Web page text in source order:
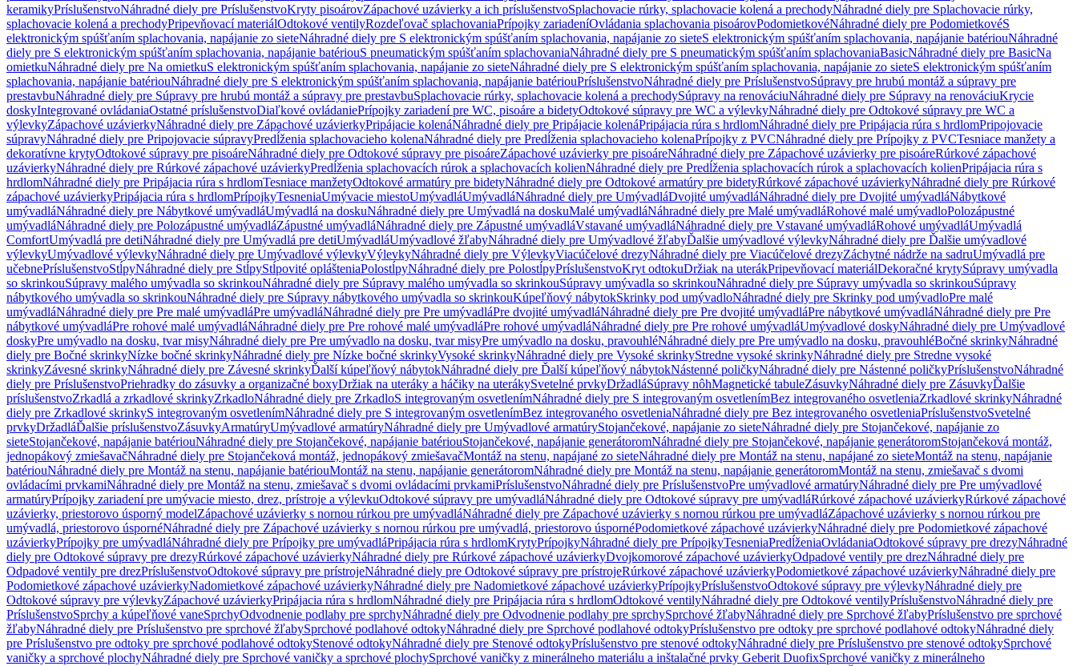
keramikyPríslušenstvoNáhradné diely pre PríslušenstvoKryty pisoárovZápachové uzávierky a ich príslušenstvoSplachovacie rúrky, splachovacie kolená a prechodyNáhradné diely pre Splachovacie rúrky,
splachovacie kolená a prechodyPripevňovací materiálOdtokové ventilyRozdeľovač splachovaniaPrípojky zariadeníOvládania splachovania pisoárovPodomietkovéNáhradné diely pre PodomietkovéS
elektronickým spúšťaním splachovania, napájanie zo sieteNáhradné diely pre S elektronickým spúšťaním splachovania, napájanie zo sieteS elektronickým spúšťaním splachovania, napájanie batériouNáhradné
diely pre S elektronickým spúšťaním splachovania, napájanie batériouS pneumatickým spúšťaním splachovaniaNáhradné diely pre S pneumatickým spúšťaním splachovaniaBasicNáhradné diely pre BasicNa
omietkuNáhradné diely pre Na omietkuS elektronickým spúšťaním splachovania, napájanie zo sieteNáhradné diely pre S elektronickým spúšťaním splachovania, napájanie zo sieteS elektronickým spúšťaním
splachovania, napájanie batériouNáhradné diely pre S elektronickým spúšťaním splachovania, napájanie batériouPríslušenstvoNáhradné diely pre PríslušenstvoSúpravy pre hrubú montáž a súpravy pre
prestavbuNáhradné diely pre Súpravy pre hrubú montáž a súpravy pre prestavbuSplachovacie rúrky, splachovacie kolená a prechodySúpravy na renováciuNáhradné diely pre Súpravy na renováciuKrycie
doskyIntegrované ovládaniaOstatné príslušenstvoDiaľkové ovládaniePrípojky zariadení pre WC, pisoáre a bidetyOdtokové súpravy pre WC a výlevkyNáhradné diely pre Odtokové súpravy pre WC a
výlevkyZápachové uzávierkyNáhradné diely pre Zápachové uzávierkyPripájacie kolenáNáhradné diely pre Pripájacie kolenáPripájacia rúra s hrdlomNáhradné diely pre Pripájacia rúra s hrdlomPripojovacie
súpravyNáhradné diely pre Pripojovacie súpravyPredĺženia splachovacieho kolenaNáhradné diely pre Predĺženia splachovacieho kolenaPrípojky z PVCNáhradné diely pre Prípojky z PVCTesniace manžety a
dekoratívne krytyOdtokové súpravy pre pisoáreNáhradné diely pre Odtokové súpravy pre pisoáreZápachové uzávierky pre pisoáreNáhradné diely pre Zápachové uzávierky pre pisoáreRúrkové zápachové
uzávierkyNáhradné diely pre Rúrkové zápachové uzávierkyPredĺženia splachovacích rúrok a splachovacích kolienNáhradné diely pre Predĺženia splachovacích rúrok a splachovacích kolienPripájacia rúra s
hrdlomNáhradné diely pre Pripájacia rúra s hrdlomTesniace manžetyOdtokové armatúry pre bidetyNáhradné diely pre Odtokové armatúry pre bidetyRúrkové zápachové uzávierkyNáhradné diely pre Rúrkové
zápachové uzávierkyPripájacia rúra s hrdlomPrípojkyTesneniaUmývacie miestoUmývadláUmývadláNáhradné diely pre UmývadláDvojité umývadláNáhradné diely pre Dvojité umývadláNábytkové
umývadláNáhradné diely pre Nábytkové umývadláUmývadlá na doskuNáhradné diely pre Umývadlá na doskuMalé umývadláNáhradné diely pre Malé umývadláRohové malé umývadloPolozápustné
umývadláNáhradné diely pre Polozápustné umývadláZápustné umývadláNáhradné diely pre Zápustné umývadláVstavané umývadláNáhradné diely pre Vstavané umývadláRohové umývadláUmývadlá
ComfortUmývadlá pre detiNáhradné diely pre Umývadlá pre detiUmývadláUmývadlové žľabyNáhradné diely pre Umývadlové žľabyĎalšie umývadlové výlevkyNáhradné diely pre Ďalšie umývadlové
výlevkyUmývadlové výlevkyNáhradné diely pre Umývadlové výlevkyVýlevkyNáhradné diely pre VýlevkyViacúčelové drezyNáhradné diely pre Viacúčelové drezyZáchytné nádrže na sadruUmývadlá pre
učebnePríslušenstvoStĺpyNáhradné diely pre StĺpyStĺpovité oplášteniaPolostĺpyNáhradné diely pre PolostĺpyPríslušenstvoKryt odtokuDržiak na uterákPripevňovací materiálDekoračné krytySúpravy umývadla
so skrinkouSúpravy malého umývadla so skrinkouNáhradné diely pre Súpravy malého umývadla so skrinkouSúpravy umývadla so skrinkouNáhradné diely pre Súpravy umývadla so skrinkouSúpravy
nábytkového umývadla so skrinkouNáhradné diely pre Súpravy nábytkového umývadla so skrinkouKúpeľňový nábytokSkrinky pod umývadloNáhradné diely pre Skrinky pod umývadloPre malé
umývadláNáhradné diely pre Pre malé umývadláPre umývadláNáhradné diely pre Pre umývadláPre dvojité umývadláNáhradné diely pre Pre dvojité umývadláPre nábytkové umývadláNáhradné diely pre Pre
nábytkové umývadláPre rohové malé umývadláNáhradné diely pre Pre rohové malé umývadláPre rohové umývadláNáhradné diely pre Pre rohové umývadláUmývadlové doskyNáhradné diely pre Umývadlové
doskyPre umývadlo na dosku, tvar misyNáhradné diely pre Pre umývadlo na dosku, tvar misyPre umývadlo na dosku, pravouhléNáhradné diely pre Pre umývadlo na dosku, pravouhléBočné skrinkyNáhradné
diely pre Bočné skrinkyNízke bočné skrinkyNáhradné diely pre Nízke bočné skrinkyVysoké skrinkyNáhradné diely pre Vysoké skrinkyStredne vysoké skrinkyNáhradné diely pre Stredne vysoké
skrinkyZávesné skrinkyNáhradné diely pre Závesné skrinkyĎalší kúpeľňový nábytokNáhradné diely pre Ďalší kúpeľňový nábytokNástenné poličkyNáhradné diely pre Nástenné poličkyPríslušenstvoNáhradné
diely pre PríslušenstvoPriehradky do zásuvky a organizačné boxyDržiak na uteráky a háčiky na uterákySvetelné prvkyDržadláSúpravy nôhMagnetické tabuleZásuvkyNáhradné diely pre ZásuvkyĎalšie
príslušenstvoZrkadlá a zrkadlové skrinkyZrkadloNáhradné diely pre ZrkadloS integrovaným osvetlenímNáhradné diely pre S integrovaným osvetlenímBez integrovaného osvetleniaZrkadlové skrinkyNáhradné
diely pre Zrkadlové skrinkyS integrovaným osvetlenímNáhradné diely pre S integrovaným osvetlenímBez integrovaného osvetleniaNáhradné diely pre Bez integrovaného osvetleniaPríslušenstvoSvetelné
prvkyDržadláĎalšie príslušenstvoZásuvkyArmatúryUmývadlové armatúryNáhradné diely pre Umývadlové armatúryStojančekové, napájanie zo sieteNáhradné diely pre Stojančekové, napájanie zo
sieteStojančekové, napájanie batériouNáhradné diely pre Stojančekové, napájanie batériouStojančekové, napájanie generátoromNáhradné diely pre Stojančekové, napájanie generátoromStojančeková montáž,
jednopákový zmiešavačNáhradné diely pre Stojančeková montáž, jednopákový zmiešavačMontáž na stenu, napájané zo sieteNáhradné diely pre Montáž na stenu, napájané zo sieteMontáž na stenu, napájanie
batériouNáhradné diely pre Montáž na stenu, napájanie batériouMontáž na stenu, napájanie generátoromNáhradné diely pre Montáž na stenu, napájanie generátoromMontáž na stenu, zmiešavač s dvomi
ovládacími prvkamiNáhradné diely pre Montáž na stenu, zmiešavač s dvomi ovládacími prvkamiPríslušenstvoNáhradné diely pre PríslušenstvoPre umývadlové armatúryNáhradné diely pre Pre umývadlové
armatúryPrípojky zariadení pre umývacie miesto, drez, prístroje a výlevkuOdtokové súpravy pre umývadláNáhradné diely pre Odtokové súpravy pre umývadláRúrkové zápachové uzávierkyRúrkové zápachové
uzávierky, priestorovo úsporný modelZápachové uzávierky s nornou rúrkou pre umývadláNáhradné diely pre Zápachové uzávierky s nornou rúrkou pre umývadláZápachové uzávierky s nornou rúrkou pre
umývadlá, priestorovo úspornéNáhradné diely pre Zápachové uzávierky s nornou rúrkou pre umývadlá, priestorovo úspornéPodomietkové zápachové uzávierkyNáhradné diely pre Podomietkové zápachové
uzávierkyPrípojky pre umývadláNáhradné diely pre Prípojky pre umývadláPripájacia rúra s hrdlomKrytyPrípojkyNáhradné diely pre PrípojkyTesneniaPredĺženiaOvládaniaOdtokové súpravy pre drezyNáhradné
diely pre Odtokové súpravy pre drezyRúrkové zápachové uzávierkyNáhradné diely pre Rúrkové zápachové uzávierkyDvojkomorové zápachové uzávierkyOdpadové ventily pre drezNáhradné diely pre
Odpadové ventily pre drezPríslušenstvoOdtokové súpravy pre prístrojeNáhradné diely pre Odtokové súpravy pre prístrojeRúrkové zápachové uzávierkyPodomietkové zápachové uzávierkyNáhradné diely pre
Podomietkové zápachové uzávierkyNadomietkové zápachové uzávierkyNáhradné diely pre Nadomietkové zápachové uzávierkyPrípojkyPríslušenstvoOdtokové súpravy pre výlevkyNáhradné diely pre
Odtokové súpravy pre výlevkyZápachové uzávierkyPripájacia rúra s hrdlomNáhradné diely pre Pripájacia rúra s hrdlomOdtokové ventilyNáhradné diely pre Odtokové ventilyPríslušenstvoNáhradné diely pre
PríslušenstvoSprchy a kúpeľňové vaneSprchyOdvodnenie podlahy pre sprchyNáhradné diely pre Odvodnenie podlahy pre sprchySprchové žľabyNáhradné diely pre Sprchové žľabyPríslušenstvo pre sprchové
žľabyNáhradné diely pre Príslušenstvo pre sprchové žľabySprchové podlahové odtokyNáhradné diely pre Sprchové podlahové odtokyPríslušenstvo pre odtoky pre sprchové podlahové odtokyNáhradné diely
pre Príslušenstvo pre odtoky pre sprchové podlahové odtokyStenové odtokyNáhradné diely pre Stenové odtokyPríslušenstvo pre stenové odtokyNáhradné diely pre Príslušenstvo pre stenové odtokySprchové
vaničky a sprchové plochyNáhradné diely pre Sprchové vaničky a sprchové plochySprchové vaničky z minerálneho materiálu a inštalačné prvky Geberit DuofixSprchové vaničky z minerálneho